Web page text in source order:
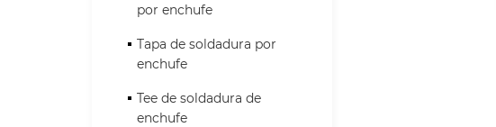
por enchufe
Tapa de soldadura por
enchufe
Tee de soldadura de
enchufe